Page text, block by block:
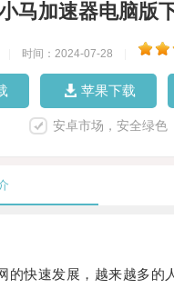
马加速器电脑版
时间：2024-07-28
苹果下载
安卓市场，安全绿色
快速发展，越来越多的